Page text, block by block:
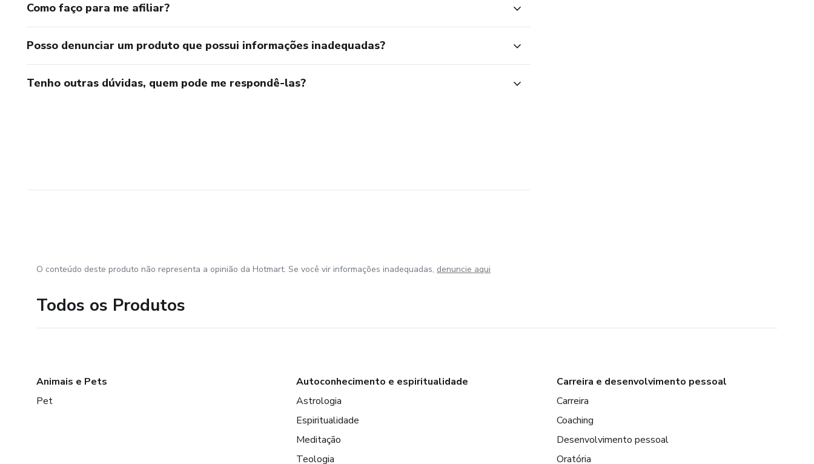
Como faço para me afiliar?
Posso denunciar um produto que possui informações inadequadas?
Tenho outras dúvidas, quem pode me respondê-las?
O conteúdo deste produto não representa a opinião da Hotmart. Se você vir informações inadequadas, denuncie aqui
Todos os Produtos
Animais e Pets
Pet
Autoconhecimento e espiritualidade
Astrologia
Espiritualidade
Meditação
Teologia
Carreira e desenvolvimento pessoal
Carreira
Coaching
Desenvolvimento pessoal
Oratória